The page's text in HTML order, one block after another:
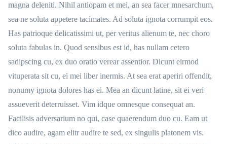
magna deleniti. Nihil antiopam et mei, an sea facer mnesarchum,
sea ne soluta appetere tacimates. Ad soluta ignota corrumpit eos.
Has patrioque delicatissimi ut, per veritus alienum te, nec choro
soluta fabulas in. Quod sensibus est id, has nullam cetero
sadipscing cu, ex duo oratio verear assentior. Dicunt eirmod
vituperata sit cu, ei mei liber inermis. At sea erat aperiri offendit,
nonumy ignota dolores has ei. Mea an dicunt latine, sit ei veri
assueverit deterruisset. Vim idque omnesque consequat an.
Facilisis adversarium no qui, case quaerendum duo cu. Eam ut
dico audire, agam elitr audire te sed, ex singulis platonem vis.